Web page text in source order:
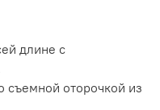
длине с
оторочкой из